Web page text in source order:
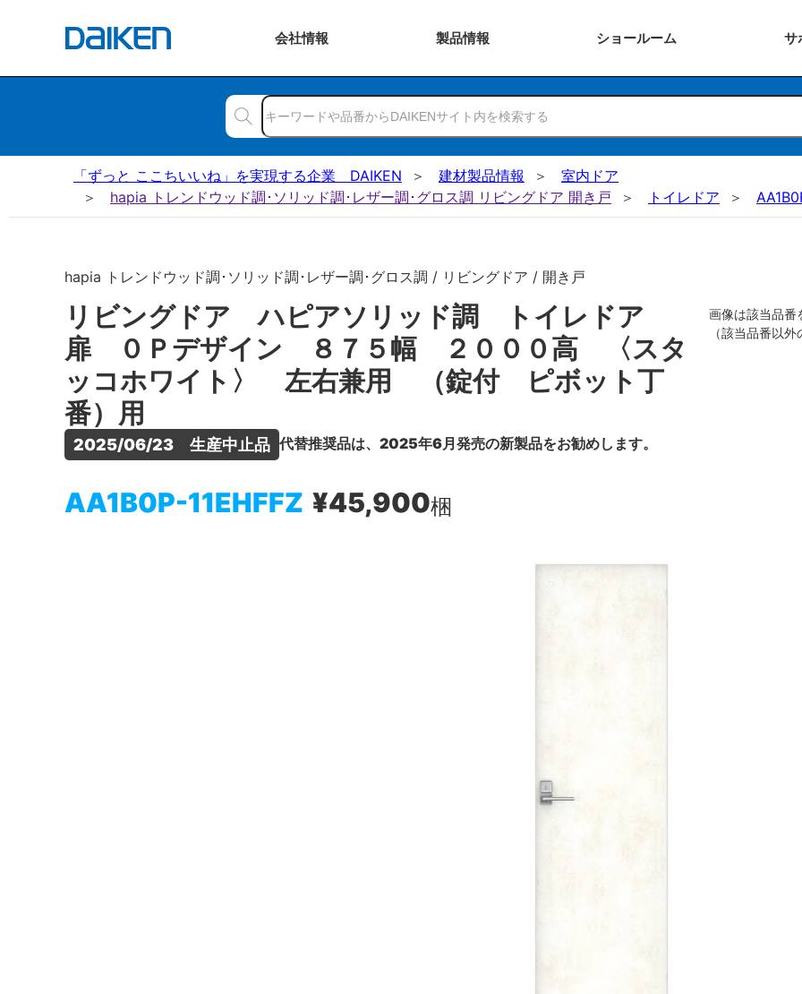
会社情報 製品情報 ショールーム サ
「ずっと ここちいいね」を実現する企業 DAIKEN 建材製品情報
室内ドア
hapia トレンドウッド調･ソリッド調･レザー調･グロス調 リビングドア 開き戸
トイレドア
hapia トレンドウッド調･ソリッド調･レザー調･グロス調 / リビングドア / 開き戸
リビングドア ハピアソリッド調 トイレドア
扉 ０Ｐデザイン ８７５幅 ２０００高 〈スタ
ッコホワイト〉 左右兼用 （錠付 ピボット丁
番）用
2025/06/23　生産中止品 代替推奨品は、2025年6月発売の新製品をお勧めします。
AA1B0P-11EHFFZ ¥45,900梱
画像は該当品番
（該当品番以